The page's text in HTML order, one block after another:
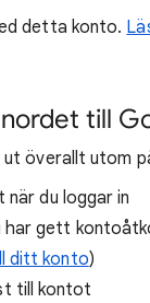
detta konto.
till
ut överallt utom
du loggar in
har gett
ditt konto)
till kontot